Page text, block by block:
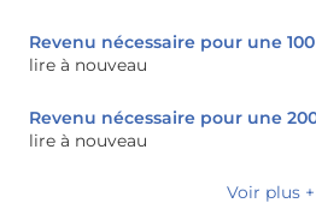
Revenu nécessaire pour une
lire à nouveau
Revenu nécessaire pour une
lire à nouveau
Voir plus +